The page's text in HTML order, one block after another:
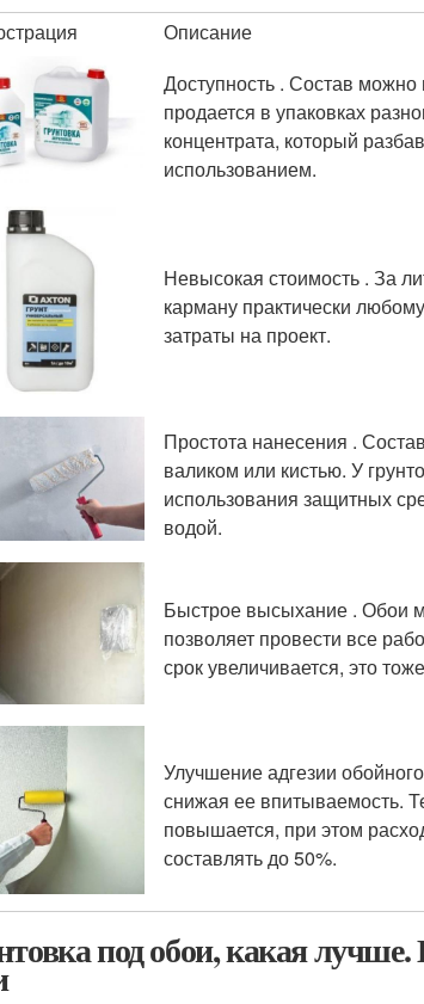
Описание
Доступность . Состав
продается в упаковках
концентрата, который
использованием.
Невысокая стоимость . За
карману практически
затраты на проект.
Простота нанесения .
валиком или кистью. У
использования защитных
водой.
Быстрое высыхание . Обои
позволяет провести все
срок увеличивается, это
Улучшение адгезии
снижая ее впитываемость.
повышается, при этом
составлять до 50%.
под обои, какая